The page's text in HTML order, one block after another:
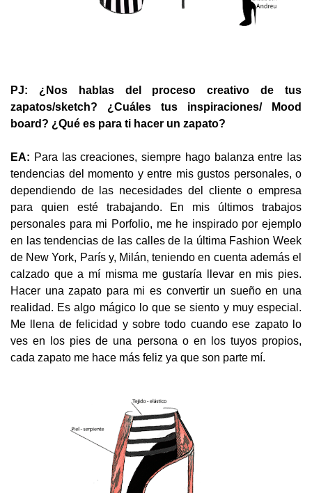
PJ: ¿Nos hablas del proceso creativo de tus
zapatos/sketch? ¿Cuáles tus inspiraciones/ Mood
board? ¿Qué es para ti hacer un zapato?
EA: Para las creaciones, siempre hago balanza entre las
tendencias del momento y entre mis gustos personales, o
dependiendo de las necesidades del cliente o empresa
para quien esté trabajando. En mis últimos trabajos
personales para mi Porfolio, me he inspirado por ejemplo
en las tendencias de las calles de la última Fashion Week
de New York, París y, Milán, teniendo en cuenta además el
calzado que a mí misma me gustaría llevar en mis pies.
Hacer una zapato para mi es convertir un sueño en una
realidad. Es algo mágico lo que se siento y muy especial.
Me llena de felicidad y sobre todo cuando ese zapato lo
ves en los pies de una persona o en los tuyos propios,
cada zapato me hace más feliz ya que son parte mí.